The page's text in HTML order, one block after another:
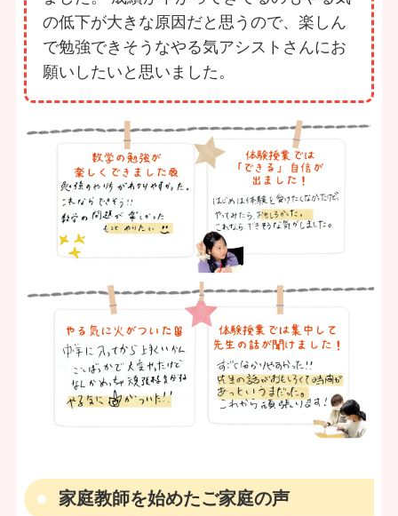
の低下が大きな原因だと思うので、楽しん
で勉強できそうなやる気アシストさんにお
願いしたいと思いました。
家庭教師を始めたご家庭の声